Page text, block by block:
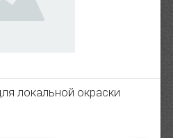
локальной окраски